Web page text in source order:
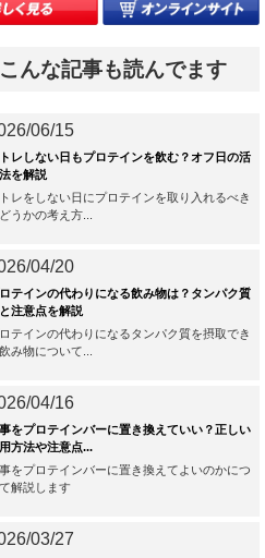
んな記事も読んでます
06/15
レしない日もプロテインを飲む？オフ日の活
を解説
レをしない日にプロテインを取り入れるべき
うかの考え方...
04/20
テインの代わりになる飲み物は？タンパク質
注意点を解説
テインの代わりになるタンパク質を摂取でき
み物について...
04/16
をプロテインバーに置き換えていい？正しい
方法や注意点...
をプロテインバーに置き換えてよいのかにつ
解説します
03/27